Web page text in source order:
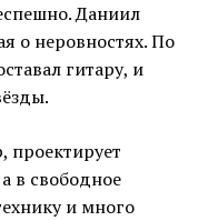
Даниил
о неровностях. По
гитару, и
проектирует
в свободное
и много